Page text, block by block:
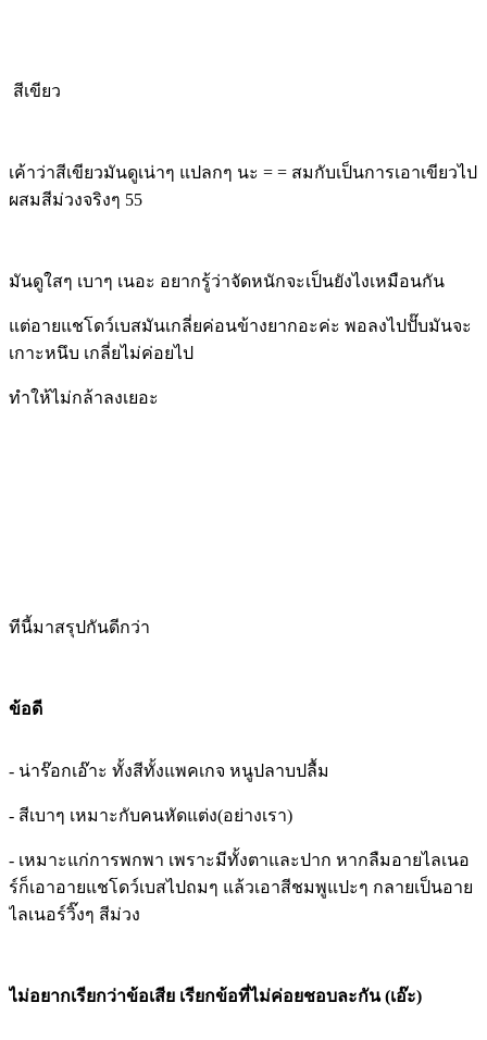
สีเขียว
เค้าว่าสีเขียวมันดูเน่าๆ แปลกๆ นะ = = สมกับเป็นการเอาเขียวไป
ผสมสีม่วงจริงๆ 55
มันดูใสๆ เบาๆ เนอะ อยากรู้ว่าจัดหนักจะเป็นยังไงเหมือนกัน
แต่อายแชโดว์เบสมันเกลี่ยค่อนข้างยากอะค่ะ พอลงไปปั๊บมันจะ
เกาะหนึบ เกลี่ยไม่ค่อยไป
ทำให้ไม่กล้าลงเยอะ
ทีนี้มาสรุปกันดีกว่า
ข้อดี
- น่าร๊อกเอ๊าะ ทั้งสีทั้งแพคเกจ หนูปลาบปลื้ม
- สีเบาๆ เหมาะกับคนหัดแต่ง(อย่างเรา)
- เหมาะแก่การพกพา เพราะมีทั้งตาและปาก หากลืมอายไลเนอ
ร์ก็เอาอายแชโดว์เบสไปถมๆ แล้วเอาสีชมพูแปะๆ กลายเป็นอาย
ไลเนอร์วิ๊งๆ สีม่วง
ไม่อยากเรียกว่าข้อเสีย เรียกข้อที่ไม่ค่อยชอบละกัน (เอ๊ะ)